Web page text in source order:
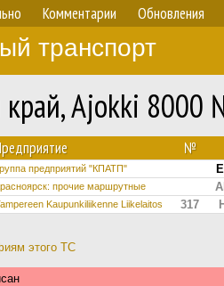
Комментарии Обновления
транспорт
край, Ajokki
№
предприятий "КПАТП"
прочие маршрутные
Kaupunkiliikenne Liikelaitos 317
этого ТС